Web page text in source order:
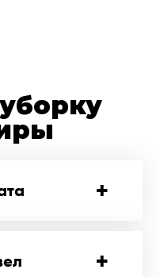
+
+